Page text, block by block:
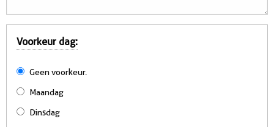
Voorkeur dag:
Geen voorkeur.
Maandag
Dinsdag